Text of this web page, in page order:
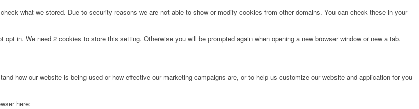
what we stored. Due to security reasons we are not able to show or modify cookies from other domains. You can check these in your
in. We need 2 cookies to store this setting. Otherwise you will be prompted again when opening a new browser window or new a tab.
how our website is being used or how effective our marketing campaigns are, or to help us customize our website and application for you
here: